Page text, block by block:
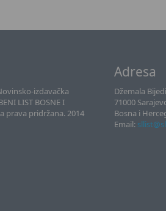
izdavačka
LIST BOSNE I
prava pridržana. 2014
Adresa
Džemala
71000
Bosna i
Email: